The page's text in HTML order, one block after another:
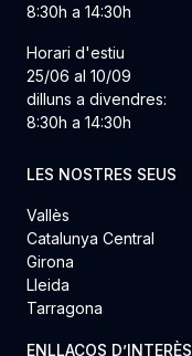
8:30h a 14:30h
Horari d'estiu
25/06 al 10/09
dilluns a divendres:
8:30h a 14:30h
LES NOSTRES SEUS
Vallès
Catalunya Central
Girona
Lleida
Tarragona
ENLLAÇOS D’INTERÈS